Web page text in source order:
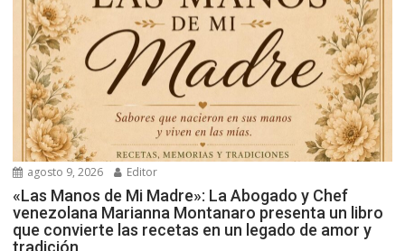
agosto 9, 2026 Editor
«Las Manos de Mi Madre»: La Abogado y Chef
venezolana Marianna Montanaro presenta un libro
que convierte las recetas en un legado de amor y
tradición